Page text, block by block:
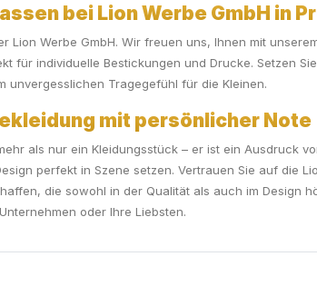
bei Lion Werbe GmbH in
Lion Werbe GmbH. Wir freuen uns, Ihnen mit
für individuelle Bestickungen und Drucke. Setzen
unvergesslichen Tragegefühl für die Kleinen.
mit persönlicher Note
als nur ein Kleidungsstück – er ist ein Ausdruck
perfekt in Szene setzen. Vertrauen Sie auf die
die sowohl in der Qualität als auch im Design
oder Ihre Liebsten.